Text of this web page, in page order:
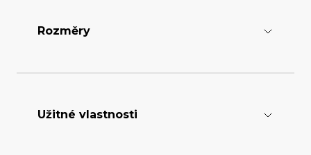
Rozměry
Užitné vlastnosti